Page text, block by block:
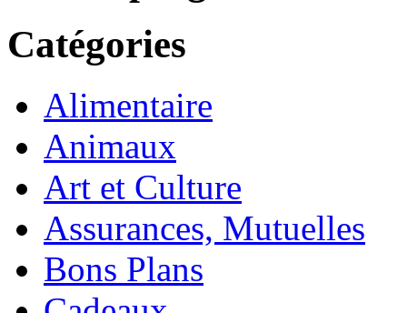
Catégories
Alimentaire
Animaux
Art et Culture
Assurances, Mutuelles
Bons Plans